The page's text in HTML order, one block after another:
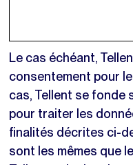
Le cas échéant,
consentement pour
cas, Tellent se fonde
pour traiter les
finalités décrites ci-
sont les mêmes que